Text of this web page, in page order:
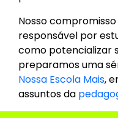
Nosso
responsável por
como potencializar
preparamos uma
Nossa Escola Mais,
assuntos da